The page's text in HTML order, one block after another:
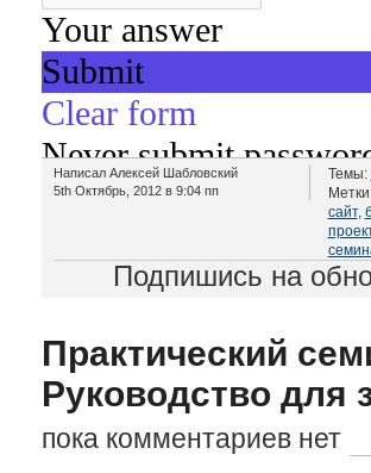
Написал Алексей Шабловский
5th Октябрь, 2012 в 9:04 пп
Темы:
сайт,
Подпишись на
Практический
Руководство для
пока комментариев нет